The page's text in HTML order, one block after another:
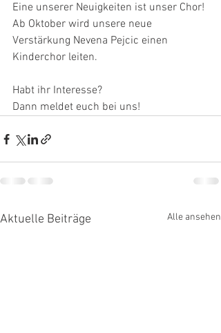
Eine unserer Neuigkeiten ist unser Chor!
Ab Oktober wird unsere neue
Verstärkung Nevena Pejcic einen
Kinderchor leiten.
Habt ihr Interesse?
Dann meldet euch bei uns!
Aktuelle Beiträge Alle ansehen